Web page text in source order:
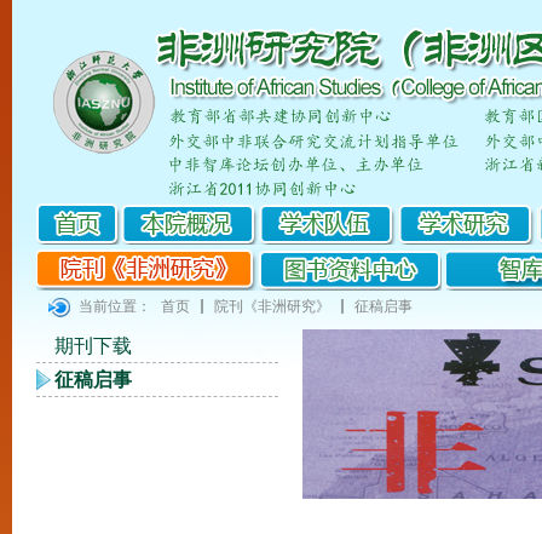
当前位置： 首页 院刊《非洲研究》 征稿启事
期刊下载
征稿启事